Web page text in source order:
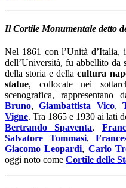
Il Cortile Monumentale detto
Nel 1861 con l’Unità d’Italia,
dell’Università, fu abbellito da
della storia e dellacultura
statue, collocate nei
scenografica, rappresentano
Bruno,Giambattista Vico,
Vigne. Tra 1865 e 1930 ai lati
Bertrando Spaventa,
Salvatore Tommasi,
Giacomo Leopardi, Carlo
oggi noto come Cortile delle